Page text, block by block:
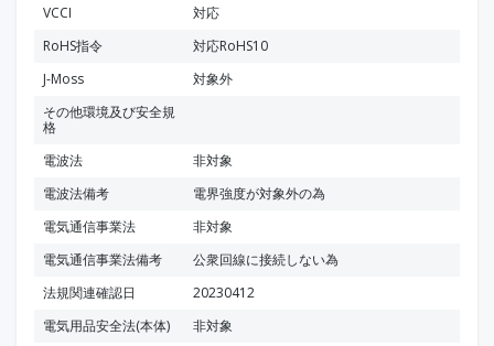
VCCI
対応
RoHS指令
対応RoHS10
J-Moss
対象外
その他環境及び安全規
格
電波法
非対象
電波法備考
電界強度が対象外の為
電気通信事業法
非対象
電気通信事業法備考
公衆回線に接続しない為
法規関連確認日
20230412
電気用品安全法(本体)
非対象